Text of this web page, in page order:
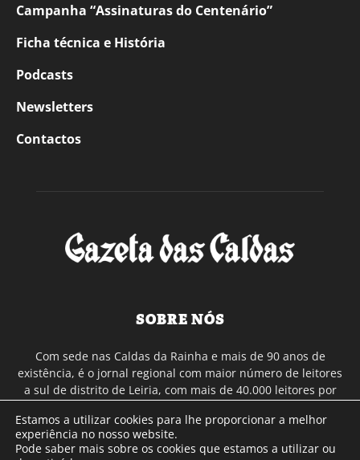
Campanha “Assinaturas do Centenário”
Ficha técnica e História
Podcasts
Newsletters
Contactos
SOBRE NÓS
Com sede nas Caldas da Rainha e mais de 90 anos de
existência, é o jornal regional com maior número de leitores
a sul de distrito de Leiria, com mais de 40.000 leitores por
Continental e assinatura online.
Estamos a utilizar cookies para lhe proporcionar a melhor
experiência no nosso website.
Pode saber mais sobre os cookies que estamos a utilizar ou